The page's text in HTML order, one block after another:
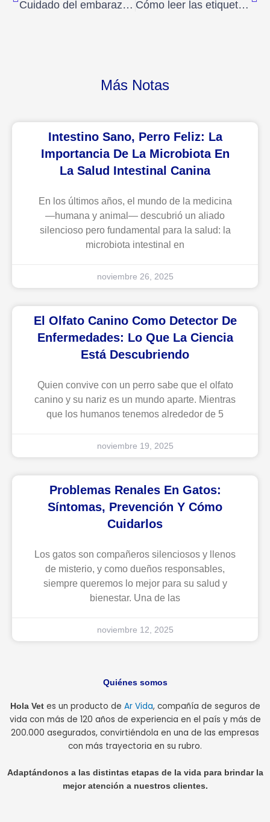
Cuidado del embarazo en perros y gatos: guía completa para un acompañamiento saludable Cómo leer las etiquetas de alimentos para mascotas y elegir la mejor comida para perros y gatos
Más Notas
Intestino Sano, Perro Feliz: La
Importancia De La Microbiota En
La Salud Intestinal Canina
En los últimos años, el mundo de la medicina
—humana y animal— descubrió un aliado
silencioso pero fundamental para la salud: la
microbiota intestinal en
noviembre 26, 2025
El Olfato Canino Como Detector De
Enfermedades: Lo Que La Ciencia
Está Descubriendo
Quien convive con un perro sabe que el olfato
canino y su nariz es un mundo aparte. Mientras
que los humanos tenemos alrededor de 5
noviembre 19, 2025
Problemas Renales En Gatos:
Síntomas, Prevención Y Cómo
Cuidarlos
Los gatos son compañeros silenciosos y llenos
de misterio, y como dueños responsables,
siempre queremos lo mejor para su salud y
bienestar. Una de las
noviembre 12, 2025
Quiénes somos
Hola Vet es un producto de Ar Vida, compañía de seguros de
vida con más de 120 años de experiencia en el país y más de
200.000 asegurados, convirtiéndola en una de las empresas
con más trayectoria en su rubro.
Adaptándonos a las distintas etapas de la vida para brindar la
mejor atención a nuestros clientes.